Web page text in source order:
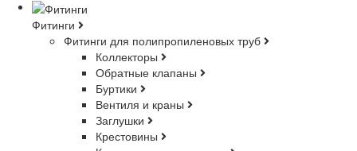
Фитинги
Фитинги для полипропиленовых труб
Коллекторы
Обратные клапаны
Буртики
Вентиля и краны
Заглушки
Крестовины